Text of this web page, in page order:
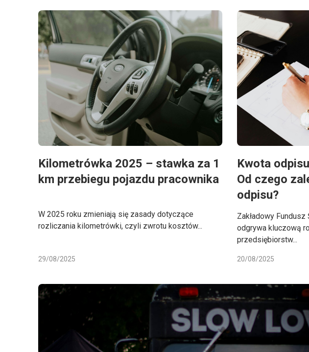
Kilometrówka 2025 – stawka za 1
km przebiegu pojazdu pracownika
W 2025 roku zmieniają się zasady dotyczące
rozliczania kilometrówki, czyli zwrotu kosztów...
29/08/2025
Kwota
Od czego
odpisu?
Zakładowy
odgrywa kluczową
przedsiębiorstw...
20/08/2025